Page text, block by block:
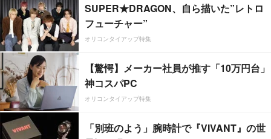
SUPER★DRAGON、自ら描いた”レトロ
フューチャー”
オリコンタイアップ特集
【驚愕】メーカー社員が推す「10万円台」
神コスパPC
オリコンタイアップ特集
「別班のよう」腕時計で『VIVANT』の世